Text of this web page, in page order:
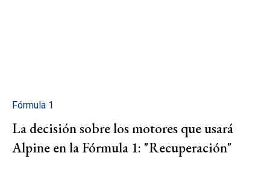
Fórmula 1
La decisión sobre los motores que usará
Alpine en la Fórmula 1: "Recuperación"